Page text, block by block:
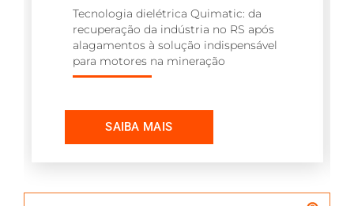
Tecnologia dielétrica Quimatic: da
recuperação da indústria no RS após
alagamentos à solução indispensável
para motores na mineração